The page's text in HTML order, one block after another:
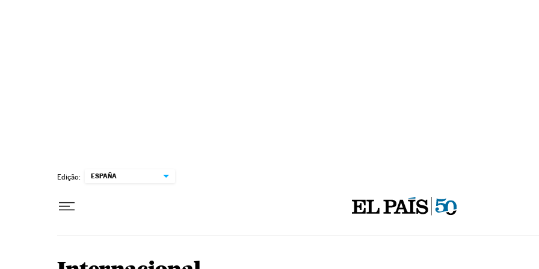
Edição: ESPAÑA